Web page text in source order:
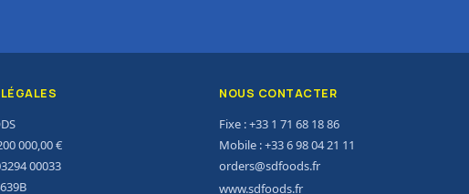
000,00 €
00033
NOUS CONTACTER
Fixe : +33 1 71 68 18 86
Mobile : +33 6 98 04 21 11
orders@sdfoods.fr
www.sdfoods.fr